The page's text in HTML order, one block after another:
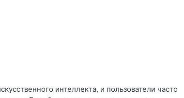
интеллекта, и пользователи часто